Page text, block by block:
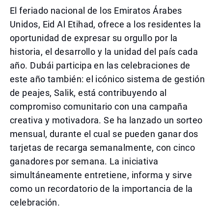
El feriado nacional de los Emiratos Árabes
Unidos, Eid Al Etihad, ofrece a los residentes la
oportunidad de expresar su orgullo por la
historia, el desarrollo y la unidad del país cada
año. Dubái participa en las celebraciones de
este año también: el icónico sistema de gestión
de peajes, Salik, está contribuyendo al
compromiso comunitario con una campaña
creativa y motivadora. Se ha lanzado un sorteo
mensual, durante el cual se pueden ganar dos
tarjetas de recarga semanalmente, con cinco
ganadores por semana. La iniciativa
simultáneamente entretiene, informa y sirve
como un recordatorio de la importancia de la
celebración.